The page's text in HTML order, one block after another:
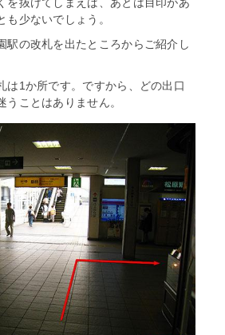
も少ないでしょう。
駅の改札を出たところからご紹介し
は1か所です。ですから、どの出口
ことはありません。